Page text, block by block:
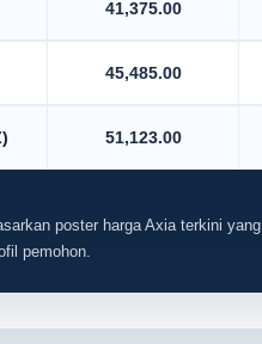
41,375.00
45,485.00
51,123.00
poster harga Axia terkini
pemohon.